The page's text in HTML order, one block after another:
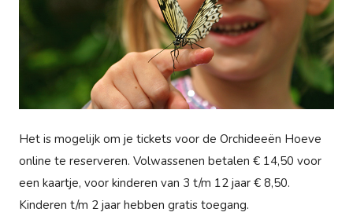
Het is mogelijk om je tickets voor de Orchideeën Hoeve
online te reserveren. Volwassenen betalen € 14,50 voor
een kaartje, voor kinderen van 3 t/m 12 jaar € 8,50.
Kinderen t/m 2 jaar hebben gratis toegang.